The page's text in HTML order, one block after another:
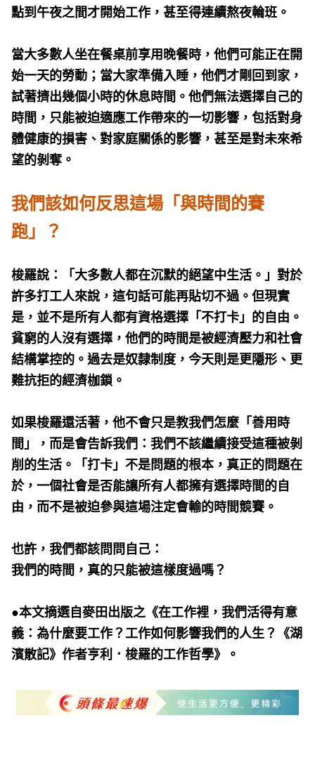
點到午夜之間才開始工作，甚至得連續熬夜輪班。
當大多數人坐在餐桌前享用晚餐時，他們可能正在開
始一天的勞動；當大家準備入睡，他們才剛回到家，
試著擠出幾個小時的休息時間。他們無法選擇自己的
時間，只能被迫適應工作帶來的一切影響，包括對身
體健康的損害、對家庭關係的影響，甚至是對未來希
望的剝奪。
我們該如何反思這場「與時間的賽
跑」？
梭羅說：「大多數人都在沉默的絕望中生活。」對於
許多打工人來說，這句話可能再貼切不過。但現實
是，並不是所有人都有資格選擇「不打卡」的自由。
貧窮的人沒有選擇，他們的時間是被經濟壓力和社會
結構掌控的。過去是奴隸制度，今天則是更隱形、更
難抗拒的經濟枷鎖。
如果梭羅還活著，他不會只是教我們怎麼「善用時
間」，而是會告訴我們：我們不該繼續接受這種被剝
削的生活。「打卡」不是問題的根本，真正的問題在
於，一個社會是否能讓所有人都擁有選擇時間的自
由，而不是被迫參與這場注定會輸的時間競賽。
也許，我們都該問問自己：
我們的時間，真的只能被這樣度過嗎？
●本文摘選自麥田出版之《在工作裡，我們活得有意
義：為什麼要工作？工作如何影響我們的人生？《湖
濱散記》作者亨利．梭羅的工作哲學》。